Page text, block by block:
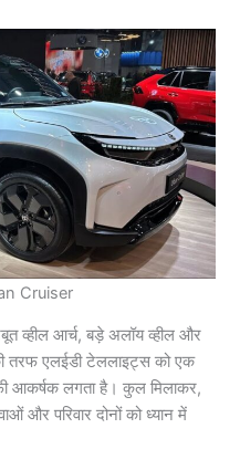
Cruiser
व्हील आर्च, बड़े अलॉय व्हील और
तरफ एलईडी टेललाइट्स को एक
आकर्षक लगता है। कुल मिलाकर,
और परिवार दोनों को ध्यान में